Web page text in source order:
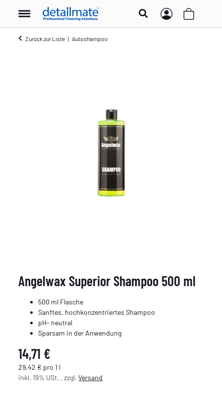
Zurück zur Liste Autoshampoo
Angelwax Superior Shampoo 500 ml
500 ml Flasche
Sanftes, hochkonzentriertes Shampoo
pH- neutral
Sparsam in der Anwendung
14,71 €
29,42 € pro 1 l
inkl. 19% USt. , zzgl.Versand